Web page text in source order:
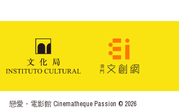
戀愛・電影館 Cinematheque Passion © 2026